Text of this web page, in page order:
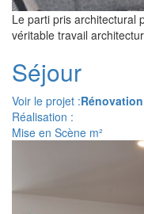
Le parti pris architectural
véritable travail
Séjour
Voir le projet :
Réalisation :
Mise en Scène m²